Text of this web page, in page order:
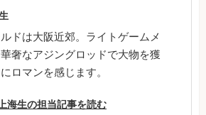
ドは大阪近郊。ライトゲームメ
奢なアジングロッドで大物を獲
ロマンを感じます。
海生の担当記事を読む